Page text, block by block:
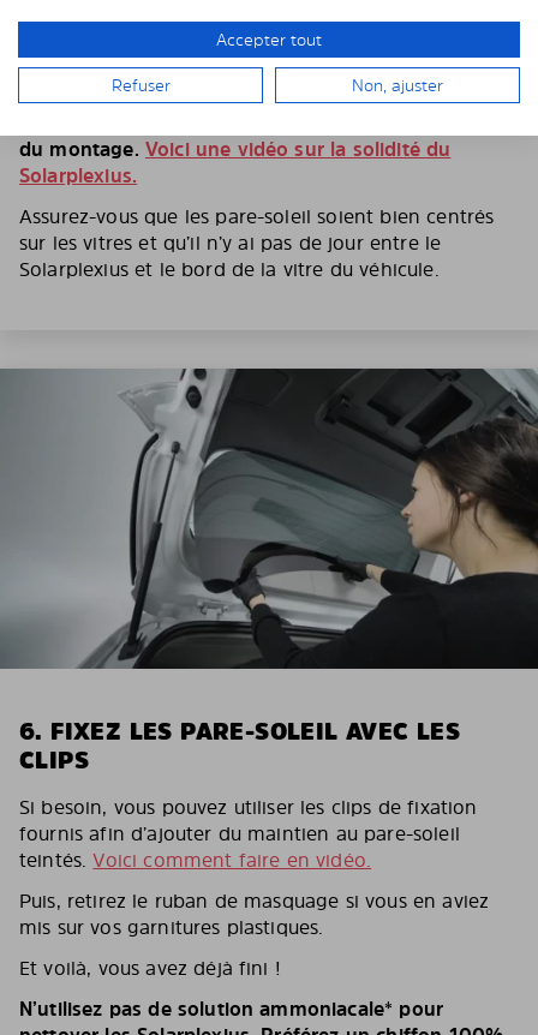
Suivant le modèle de voiture et le type de vitre, il faut
plier le Solarplexius pour pouvoir l’insérer entre la
vitre et l’entourage de vitre.
du montage. Voici une vidéo sur la solidité du
Solarplexius.
Assurez-vous que les pare-soleil soient bien centrés
sur les vitres et qu’il n’y ai pas de jour entre le
Solarplexius et le bord de la vitre du véhicule.
6. FIXEZ LES PARE-SOLEIL AVEC LES
CLIPS
Si besoin, vous pouvez utiliser les clips de fixation
fournis afin d’ajouter du maintien au pare-soleil
teintés.Voici comment faire en vidéo.
Puis, retirez le ruban de masquage si vous en aviez
mis sur vos garnitures plastiques.
Et voilà, vous avez déjà fini !
N’utilisez pas de solution ammoniacale* pour
Accepter tout
Refuser Non, ajuster